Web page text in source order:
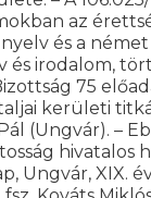
az
és a
irodalom,
75
kerületi
(Ungvár). –
hivatalos
Ungvár, XIX.